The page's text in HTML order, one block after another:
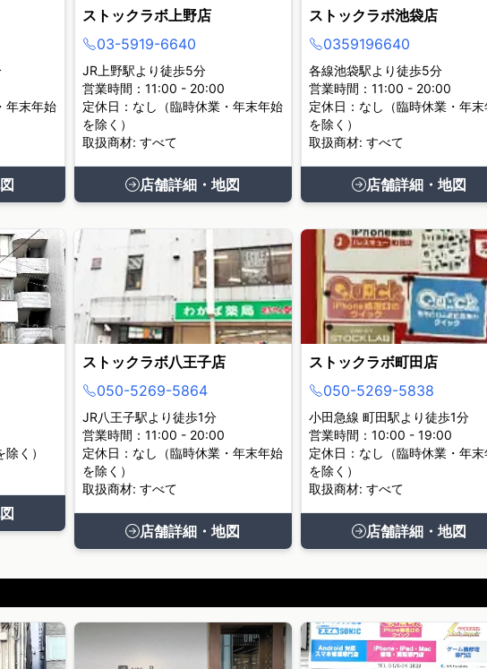
年末年始
ストックラボ上野店
03-5919-6640
JR上野駅より徒歩5分
営業時間：11:00 - 20:00
定休日：なし（臨時休業・年末年始
を除く）
取扱商材: すべて
店舗詳細・地図
ストックラボ池袋店
0359196640
各線池袋駅より徒歩5分
営業時間：11:00 - 20:00
定休日：なし（臨時休業・年末
を除く）
取扱商材: すべて
店舗詳細・地図
く）
ストックラボ八王子店
050-5269-5864
JR八王子駅より徒歩1分
営業時間：11:00 - 20:00
定休日：なし（臨時休業・年末年始
を除く）
取扱商材: すべて
店舗詳細・地図
ストックラボ町田店
050-5269-5838
小田急線 町田駅より徒歩1分
営業時間：10:00 - 19:00
定休日：なし（臨時休業・年末
を除く）
取扱商材: すべて
店舗詳細・地図